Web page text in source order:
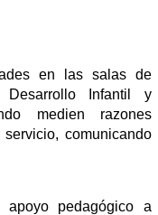
en las salas de
Desarrollo Infantil y
medien razones
comunicando
apoyo pedagógico a